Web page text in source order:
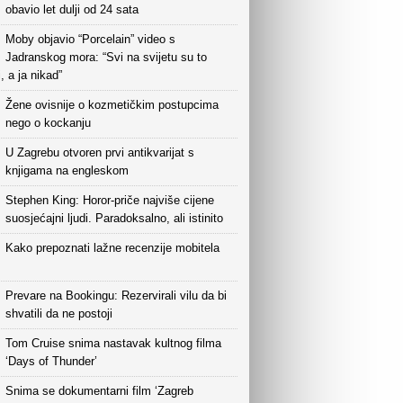
obavio let dulji od 24 sata
Moby objavio “Porcelain” video s
Jadranskog mora: “Svi na svijetu su to
a ja nikad”
Žene ovisnije o kozmetičkim postupcima
nego o kockanju
U Zagrebu otvoren prvi antikvarijat s
knjigama na engleskom
Stephen King: Horor-priče najviše cijene
suosjećajni ljudi. Paradoksalno, ali istinito
Kako prepoznati lažne recenzije mobitela
Prevare na Bookingu: Rezervirali vilu da bi
shvatili da ne postoji
Tom Cruise snima nastavak kultnog filma
‘Days of Thunder’
Snima se dokumentarni film ‘Zagreb